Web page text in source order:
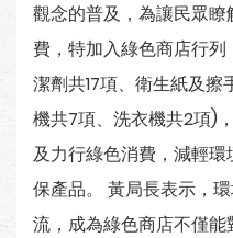
觀念的普及，為讓民眾
費，特加入綠色商店行
潔劑共17項、衛生紙及
機共7項、洗衣機共2項)
及力行綠色消費，減輕
保產品。 黃局長表示，
流，成為綠色商店不僅